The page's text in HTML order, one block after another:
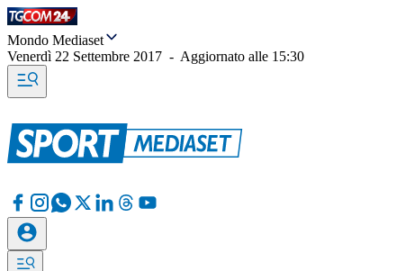
Mondo Mediaset
Venerdì 22 Settembre 2017 - Aggiornato alle 15:30